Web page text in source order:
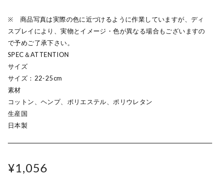
※ 商品写真は実際の色に近づけるように作業していますが、ディ
スプレイにより、実物とイメージ・色が異なる場合もございますの
で予めご了承下さい。
SPEC＆ATTENTION
サイズ
サイズ：22-25cm
素材
コットン、ヘンプ、ポリエステル、ポリウレタン
生産国
日本製
¥1,056